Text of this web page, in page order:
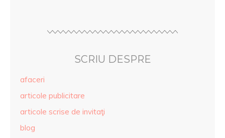
SCRIU DESPRE
afaceri
articole publicitare
articole scrise de invitaţi
blog